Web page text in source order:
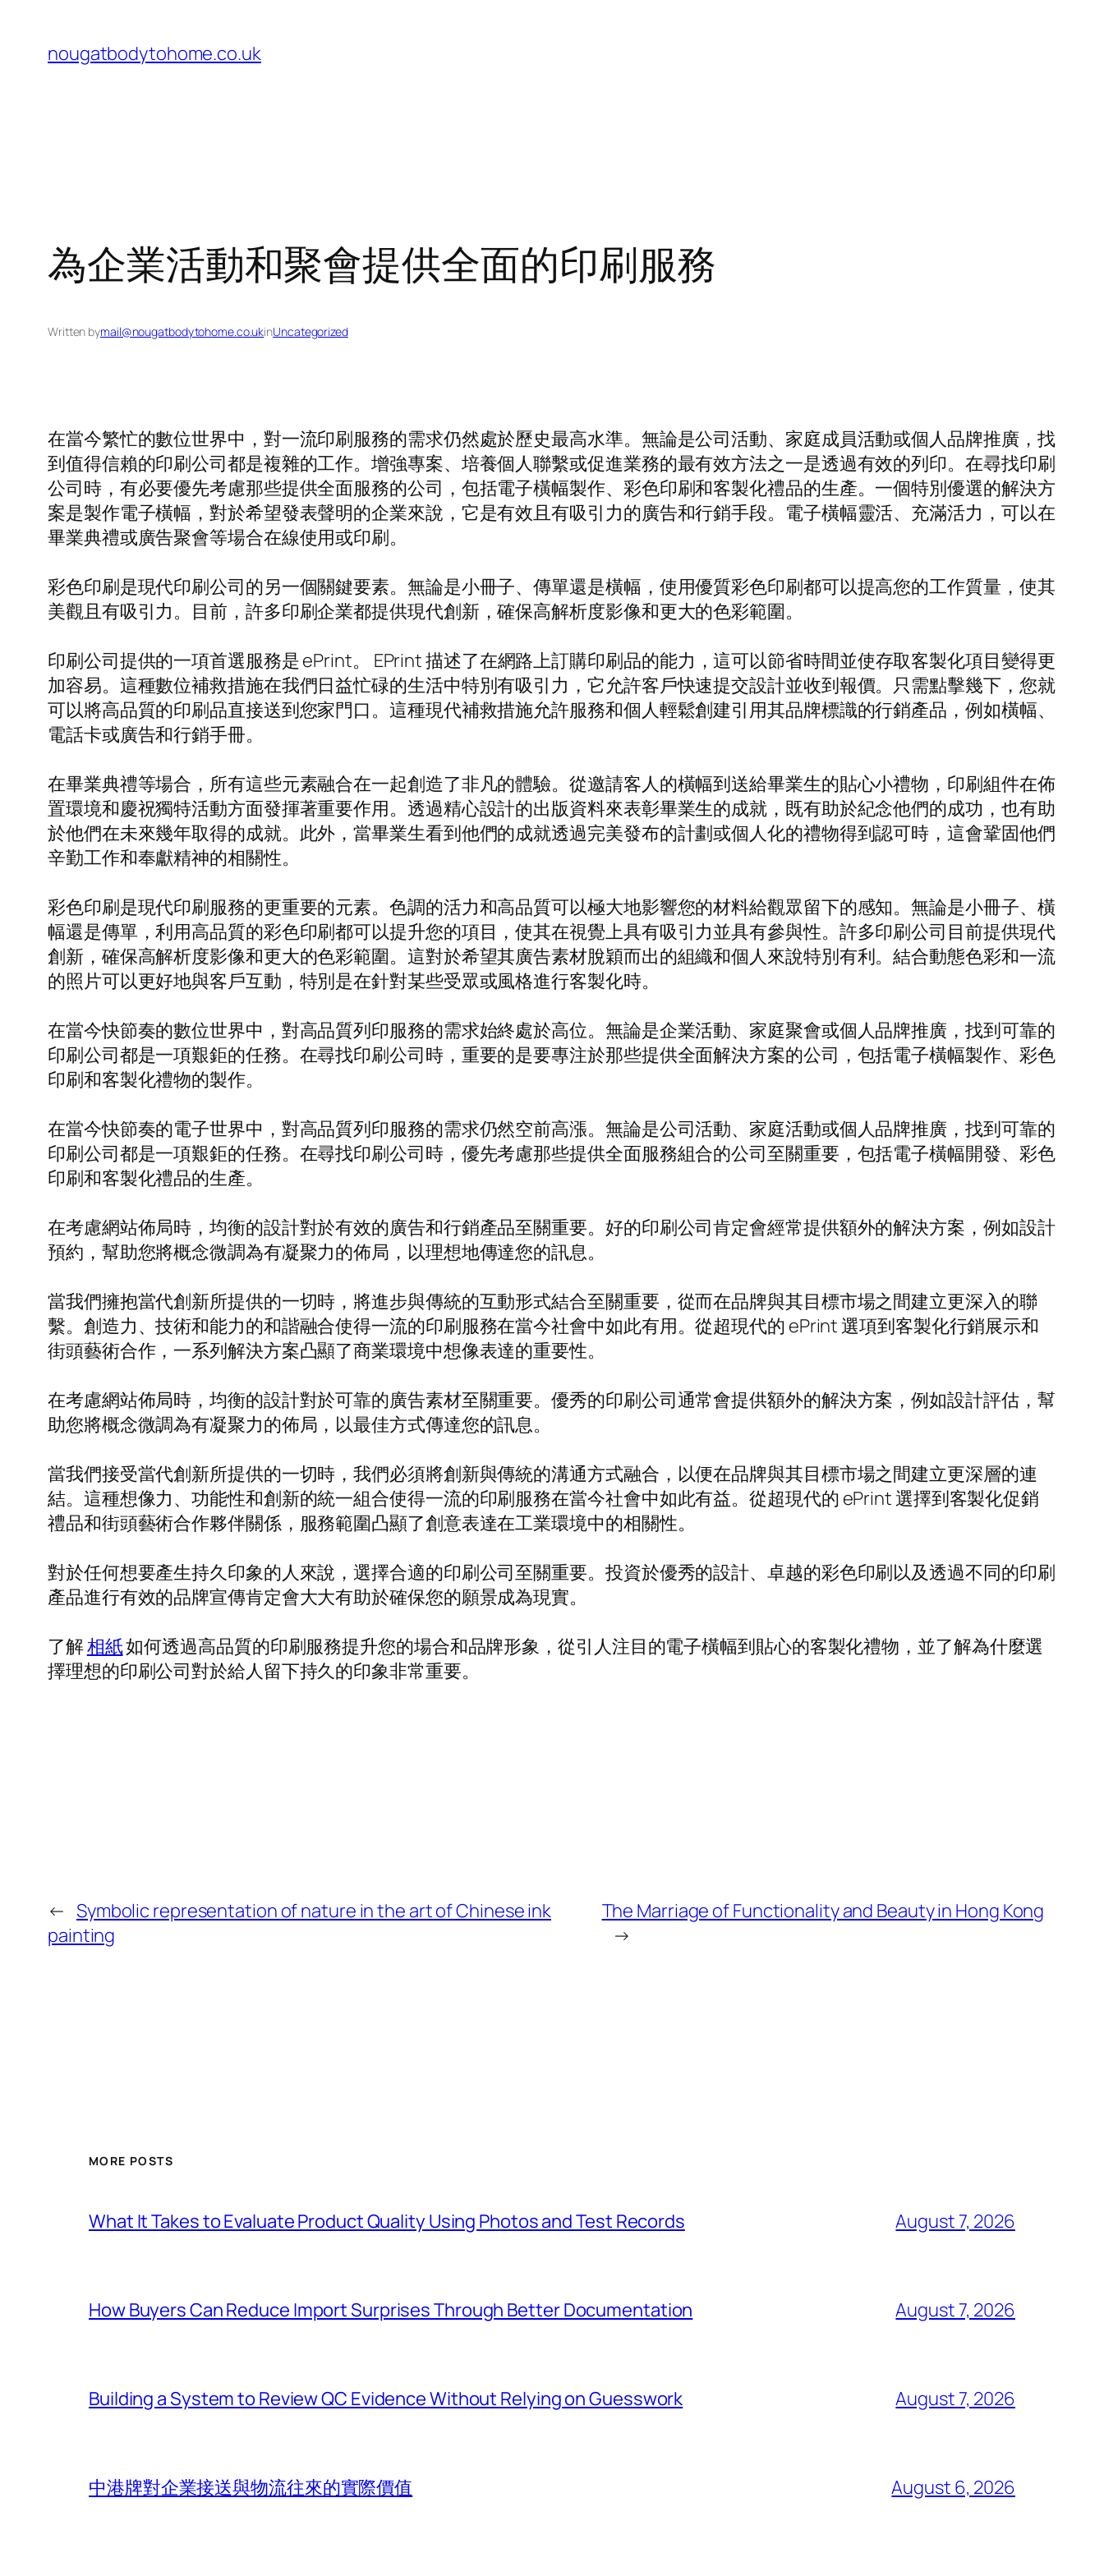
content
nougatbodytohome.co.uk
為企業活動和聚會提供全面的印刷服務
Written bymail@nougatbodytohome.co.ukinUncategorized
在當今繁忙的數位世界中，對一流印刷服務的需求仍然處於歷史最高水準。無論是公司活動、家庭成員活動或個人品牌推廣，找
到值得信賴的印刷公司都是複雜的工作。增強專案、培養個人聯繫或促進業務的最有效方法之一是透過有效的列印。在尋找印刷
公司時，有必要優先考慮那些提供全面服務的公司，包括電子橫幅製作、彩色印刷和客製化禮品的生產。一個特別優選的解決方
案是製作電子橫幅，對於希望發表聲明的企業來說，它是有效且有吸引力的廣告和行銷手段。電子橫幅靈活、充滿活力，可以在
畢業典禮或廣告聚會等場合在線使用或印刷。
彩色印刷是現代印刷公司的另一個關鍵要素。無論是小冊子、傳單還是橫幅，使用優質彩色印刷都可以提高您的工作質量，使其
美觀且有吸引力。目前，許多印刷企業都提供現代創新，確保高解析度影像和更大的色彩範圍。
印刷公司提供的一項首選服務是 ePrint。 EPrint 描述了在網路上訂購印刷品的能力，這可以節省時間並使存取客製化項目變得更
加容易。這種數位補救措施在我們日益忙碌的生活中特別有吸引力，它允許客戶快速提交設計並收到報價。只需點擊幾下，您就
可以將高品質的印刷品直接送到您家門口。這種現代補救措施允許服務和個人輕鬆創建引用其品牌標識的行銷產品，例如橫幅、
電話卡或廣告和行銷手冊。
在畢業典禮等場合，所有這些元素融合在一起創造了非凡的體驗。從邀請客人的橫幅到送給畢業生的貼心小禮物，印刷組件在佈
置環境和慶祝獨特活動方面發揮著重要作用。透過精心設計的出版資料來表彰畢業生的成就，既有助於紀念他們的成功，也有助
於他們在未來幾年取得的成就。此外，當畢業生看到他們的成就透過完美發布的計劃或個人化的禮物得到認可時，這會鞏固他們
辛勤工作和奉獻精神的相關性。
彩色印刷是現代印刷服務的更重要的元素。色調的活力和高品質可以極大地影響您的材料給觀眾留下的感知。無論是小冊子、橫
幅還是傳單，利用高品質的彩色印刷都可以提升您的項目，使其在視覺上具有吸引力並具有參與性。許多印刷公司目前提供現代
創新，確保高解析度影像和更大的色彩範圍。這對於希望其廣告素材脫穎而出的組織和個人來說特別有利。結合動態色彩和一流
的照片可以更好地與客戶互動，特別是在針對某些受眾或風格進行客製化時。
在當今快節奏的數位世界中，對高品質列印服務的需求始終處於高位。無論是企業活動、家庭聚會或個人品牌推廣，找到可靠的
印刷公司都是一項艱鉅的任務。在尋找印刷公司時，重要的是要專注於那些提供全面解決方案的公司，包括電子橫幅製作、彩色
印刷和客製化禮物的製作。
在當今快節奏的電子世界中，對高品質列印服務的需求仍然空前高漲。無論是公司活動、家庭活動或個人品牌推廣，找到可靠的
印刷公司都是一項艱鉅的任務。在尋找印刷公司時，優先考慮那些提供全面服務組合的公司至關重要，包括電子橫幅開發、彩色
印刷和客製化禮品的生產。
在考慮網站佈局時，均衡的設計對於有效的廣告和行銷產品至關重要。好的印刷公司肯定會經常提供額外的解決方案，例如設計
預約，幫助您將概念微調為有凝聚力的佈局，以理想地傳達您的訊息。
當我們擁抱當代創新所提供的一切時，將進步與傳統的互動形式結合至關重要，從而在品牌與其目標市場之間建立更深入的聯
繫。創造力、技術和能力的和諧融合使得一流的印刷服務在當今社會中如此有用。從超現代的 ePrint 選項到客製化行銷展示和
街頭藝術合作，一系列解決方案凸顯了商業環境中想像表達的重要性。
在考慮網站佈局時，均衡的設計對於可靠的廣告素材至關重要。優秀的印刷公司通常會提供額外的解決方案，例如設計評估，幫
助您將概念微調為有凝聚力的佈局，以最佳方式傳達您的訊息。
當我們接受當代創新所提供的一切時，我們必須將創新與傳統的溝通方式融合，以便在品牌與其目標市場之間建立更深層的連
結。這種想像力、功能性和創新的統一組合使得一流的印刷服務在當今社會中如此有益。從超現代的 ePrint 選擇到客製化促銷
禮品和街頭藝術合作夥伴關係，服務範圍凸顯了創意表達在工業環境中的相關性。
對於任何想要產生持久印象的人來說，選擇合適的印刷公司至關重要。投資於優秀的設計、卓越的彩色印刷以及透過不同的印刷
產品進行有效的品牌宣傳肯定會大大有助於確保您的願景成為現實。
了解相紙如何透過高品質的印刷服務提升您的場合和品牌形象，從引人注目的電子橫幅到貼心的客製化禮物，並了解為什麼選
擇理想的印刷公司對於給人留下持久的印象非常重要。
← Symbolic representation of nature in the art of Chinese ink
painting
The Marriage of Functionality and Beauty in Hong Kong
→
MORE POSTS
What It Takes to Evaluate Product Quality Using Photos and Test Records August 7, 2026
How Buyers Can Reduce Import Surprises Through Better Documentation August 7, 2026
Building a System to Review QC Evidence Without Relying on Guesswork August 7, 2026
中港牌對企業接送與物流往來的實際價值 August 6, 2026